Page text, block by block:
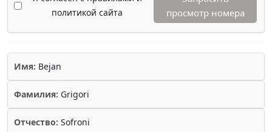
политикой сайта
просмотр номера
Имя: Bejan
Фамилия: Grigori
Отчество: Sofroni